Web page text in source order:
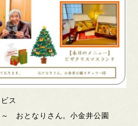
ス
～ おとなりさん。小金井公園